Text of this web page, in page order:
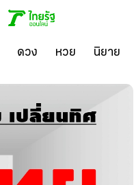
ดวง หวย นิยาย